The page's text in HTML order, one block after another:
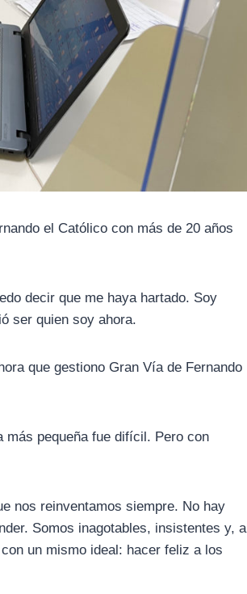
el Católico con más de 20 años
decir que me haya hartado. Soy
ser quien soy ahora.
que gestiono Gran Vía de Fernando
más pequeña fue difícil. Pero con
nos reinventamos siempre. No hay
Somos inagotables, insistentes y, a
un mismo ideal: hacer feliz a los